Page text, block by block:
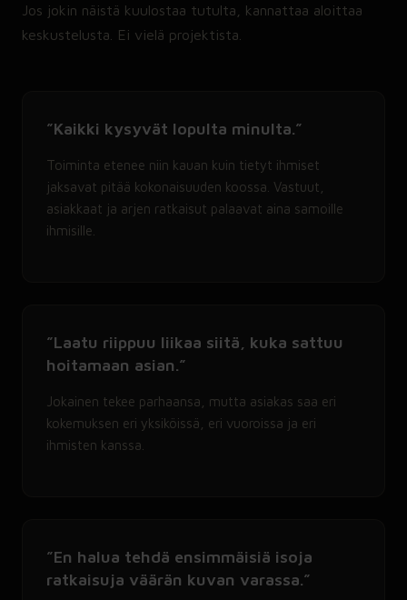
Jos jokin näistä kuulostaa tutulta, kannattaa aloittaa
keskustelusta. Ei vielä projektista.
”Kaikki kysyvät lopulta minulta.”
Toiminta etenee niin kauan kuin tietyt ihmiset
jaksavat pitää kokonaisuuden koossa. Vastuut,
asiakkaat ja arjen ratkaisut palaavat aina samoille
ihmisille.
”Laatu riippuu liikaa siitä, kuka sattuu
hoitamaan asian.”
Jokainen tekee parhaansa, mutta asiakas saa eri
kokemuksen eri yksiköissä, eri vuoroissa ja eri
ihmisten kanssa.
”En halua tehdä ensimmäisiä isoja
ratkaisuja väärän kuvan varassa.”